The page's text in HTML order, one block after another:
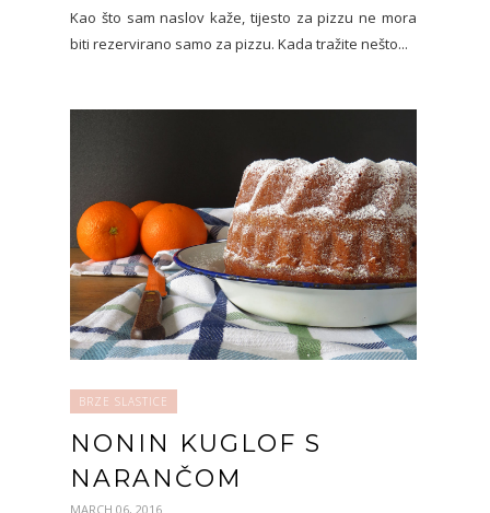
Kao što sam naslov kaže, tijesto za pizzu ne mora
biti rezervirano samo za pizzu. Kada tražite nešto...
BRZE SLASTICE
NONIN KUGLOF S
NARANČOM
MARCH 06, 2016